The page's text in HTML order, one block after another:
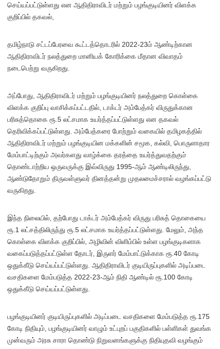
செய்யப்பட்டுள்ளது என ஆதிதிராவிடர் மற்றும் பழங்குடியினர் விளக்க
குறிப்பில் தகவல்,
தமிழ்நாடு சட்டப்பேரவை கூட்டத்தொடரில் 2022-23ம் ஆண்டிற்கான
ஆதிதிராவிடர் நலத்துறை மானியக் கோரிக்கை மீதான விவாதம்
நடைபெற்று வருகிறது.
அப்போது, ஆதிதிராவிடர் மற்றும் பழங்குடியினர் நலத்துறை கொள்கை
விளக்க குறிப்பு வாசிக்கப்பட்டதில், டாக்டர் அம்பேத்கர் விருதுக்கான
பரிசுத்தொகை ரூ.5 லட்சமாக உயர்த்தப்பட்டுள்ளது என தகவல்
தெரிவிக்கப்பட்டுள்ளது. அம்பேத்கரை போற்றும் வகையில் தமிழகத்தில்
ஆதிதிராவிடர் மற்றும் பழங்குடியின மக்களின் சமூக, கல்வி, பொருளாதார
மேம்பாட்டிற்கும் அவர்களது வாழ்க்கை தரத்தை உயர்த்துவதற்கும்
தொண்டாற்றிய ஒருவருக்கு இவ்விருது 1995-ஆம் ஆண்டிலிருந்து,
ஆண்டுதோறும் திருவள்ளுவர் தினத்தன்று முதலமைச்சரால் வழங்கப்பட்டு
வருகிறது.
இந்த நிலையில், தற்போது டாக்டர் அம்பேத்கர் விருது பரிசுத் தொகையை
ரூ.1 லட்சத்திலிருந்து ரூ.5 லட்சமாக உயர்த்தப்பட்டுள்ளது. மேலும், அந்த
கொள்கை விளக்க குறிப்பில், அழிவின் விளிம்பில் உள்ள பழங்குடிகளாக
வகைப்படுத்தப்பட்டுள்ள தோடர், இருளர் மேம்பாட்டுக்காக ரூ.40 கோடி
ஒதுக்கீடு செய்யப்பட்டுள்ளது. ஆதிதிராவிடர் குடியிருப்புகளில் அடிப்படை
வசதிகளை மேம்படுத்த 2022-23-ஆம் நிதி ஆண்டில் ரூ.100 கோடி
ஒதுக்கீடு செய்யப்பட்டுள்ளது.
பழங்குடியினர் குடியிருப்புகளில் அடிப்படை வசதிகளை மேம்படுத்த ரூ.175
கோடி நிதியும், பழங்குடியினர் வாழும் உட்புறப் பகுதிகளில் பள்ளிகள் துவங்க
முன்வரும் அரசு சாரா தொண்டு நிறுவனங்களுக்கு நிதியுதவி வழங்கும்